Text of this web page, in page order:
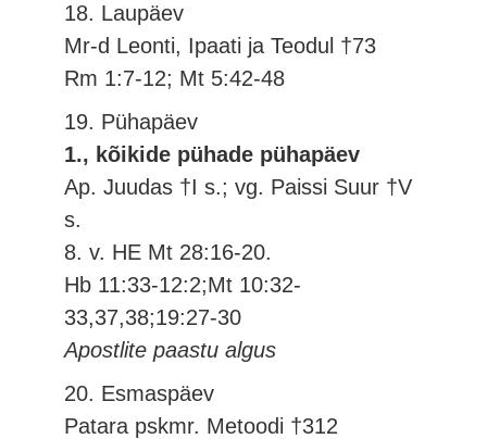
18. Laupäev
Mr-d Leonti, Ipaati ja Teodul †73
Rm 1:7-12; Mt 5:42-48
19. Pühapäev
1., kõikide pühade pühapäev
Ap. Juudas †I s.; vg. Paissi Suur †V
s.
8. v. HE Mt 28:16-20.
Hb 11:33-12:2;Mt 10:32-
33,37,38;19:27-30
Apostlite paastu algus
20. Esmaspäev
Patara pskmr. Metoodi †312